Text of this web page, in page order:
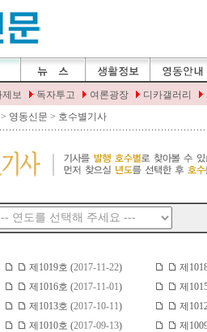
> 영동신문 > 호수별기사
제1019호 (2017-11-22)
제
제1016호 (2017-11-01)
제
제1013호 (2017-10-11)
제
제1010호 (2017-09-13)
제